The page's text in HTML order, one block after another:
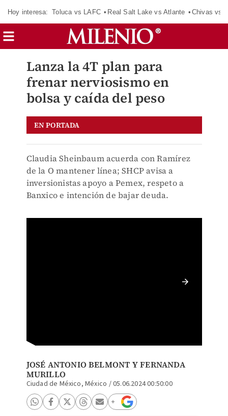
Hoy interesa: Toluca vs LAFC Real Salt Lake vs Atlante Chivas vs
Lanza la 4T plan para
frenar nerviosismo en
bolsa y caída del peso
EN PORTADA
Claudia Sheinbaum acuerda con Ramírez
de la O mantener línea; SHCP avisa a
inversionistas apoyo a Pemex, respeto a
Banxico e intención de bajar deuda.
JOSÉ ANTONIO BELMONT YFERNANDA
MURILLO
Ciudad de México, México /05.06.2024 00:50:00